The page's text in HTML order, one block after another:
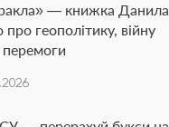
— книжка Данила
про геополітику, війну
перемоги